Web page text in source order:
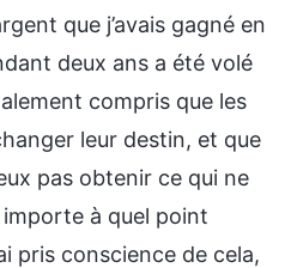
que j’avais gagné en
deux ans a été volé
compris que les
leur destin, et que
pas obtenir ce qui ne
importe à quel point
pris conscience de cela,